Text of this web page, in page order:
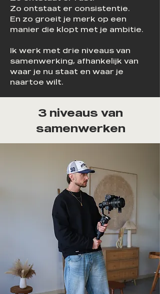
Zo ontstaat er consistentie.
En zo groeit je merk op een
manier die klopt met je ambitie.
Ik werk met drie niveaus van
samenwerking, afhankelijk van
waar je nu staat en waar je
naartoe wilt.
3 niveaus van
samenwerken